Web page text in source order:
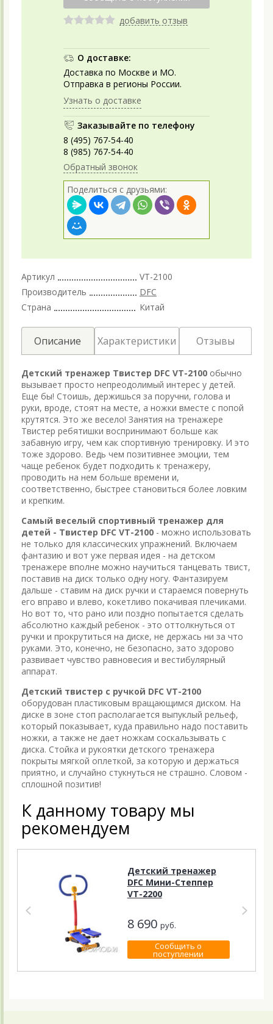
добавить отзыв
О доставке:
Доставка по Москве и МО.
Отправка в регионы России.
Узнать о доставке
Заказывайте по телефону
8 (495) 767-54-40
8 (985) 767-54-40
Обратный звонок
Поделиться с друзьями:
Артикул
VT-2100
Производитель
DFC
Страна
Китай
Описание Характеристики Отзывы
Детский тренажер Твистер DFC VT-2100 обычно
вызывает просто непреодолимый интерес у детей.
Еще бы! Стоишь, держишься за поручни, голова и
руки, вроде, стоят на месте, а ножки вместе с попой
крутятся. Это же весело! Занятия на тренажере
Твистер ребятишки воспринимают больше как
забавную игру, чем как спортивную тренировку. И это
тоже здорово. Ведь чем позитивнее эмоции, тем
чаще ребенок будет подходить к тренажеру,
проводить на нем больше времени и,
соответственно, быстрее становиться более ловким
и крепким.
Самый веселый спортивный тренажер для
детей - Твистер DFC VT-2100 - можно использовать
не только для классических упражнений. Включаем
фантазию и вот уже первая идея - на детском
тренажере вполне можно научиться танцевать твист,
поставив на диск только одну ногу. Фантазируем
дальше - ставим на диск ручки и стараемся повернуть
его вправо и влево, кокетливо покачивая плечиками.
Но вот то, что рано или поздно попытается сделать
абсолютно каждый ребенок - это оттолкнуться от
ручки и прокрутиться на диске, не держась ни за что
руками. Это, конечно, не безопасно, зато здорово
развивает чувство равновесия и вестибулярный
аппарат.
Детский твистер с ручкой DFC VT-2100
оборудован пластиковым вращающимся диском. На
диске в зоне стоп располагается выпуклый рельеф,
который показывает, куда правильно надо поставить
ножки, а также не дает ножкам соскальзывать с
диска. Стойка и рукоятки детского тренажера
покрыты мягкой оплеткой, за которую и держаться
приятно, и случайно стукнуться не страшно. Словом -
сплошной позитив!
К данному товару мы
рекомендуем
Детский тренажер
DFC Мини-Степпер
VT-2200
8 690 руб.
Сообщить о
поступлении